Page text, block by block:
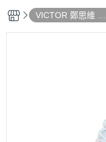
VICTOR 鄭思維 黃
雅琼 專屬系列商品